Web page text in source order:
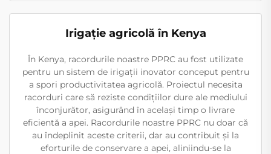
Irigație agricolă în Kenya
În Kenya, racordurile noastre PPRC au fost utilizate
pentru un sistem de irigații inovator conceput pentru
a spori productivitatea agricolă. Proiectul necesita
racorduri care să reziste condițiilor dure ale mediului
înconjurător, asigurând în același timp o livrare
eficientă a apei. Racordurile noastre PPRC nu doar că
au îndeplinit aceste criterii, dar au contribuit și la
eforturile de conservare a apei, aliniindu-se la